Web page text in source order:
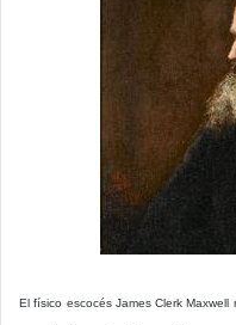
El físico escocés James Clerk